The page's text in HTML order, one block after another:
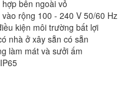
bên ngoài vỏ
rộng 100 - 240 V 50/60 Hz
kiện môi trường bất lợi
nhà ở xây sẵn có sẵn
làm mát và sưởi ấm